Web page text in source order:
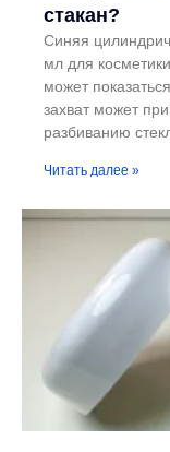
стакан?
Синяя
мл для
может
захват может
разбиванию
Читать далее »